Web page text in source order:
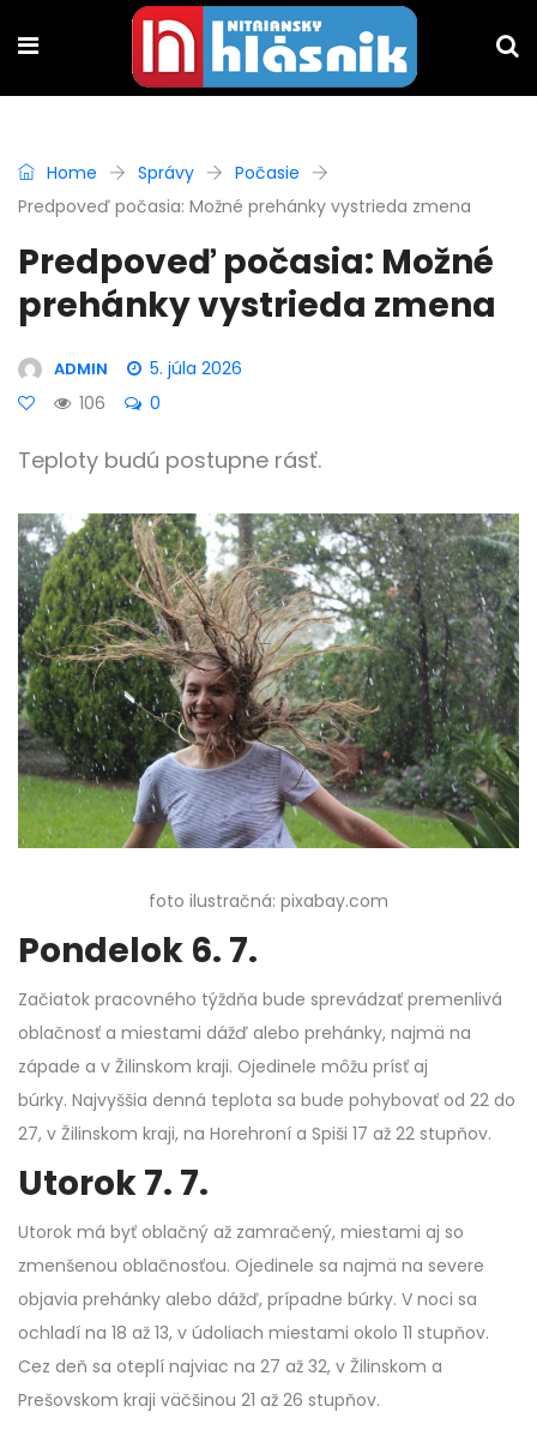
Home Správy
Počasie
Predpoveď počasia: Možné prehánky vystrieda zmena
Predpoveď počasia: Možné
prehánky vystrieda zmena
ADMIN
5. júla 2026
106
0
Teploty budú postupne rásť.
foto ilustračná: pixabay.com
Pondelok 6. 7.
Začiatok pracovného týždňa bude sprevádzať premenlivá
oblačnosť a miestami dážď alebo prehánky, najmä na
západe a v Žilinskom kraji. Ojedinele môžu prísť aj
búrky. Najvyššia denná teplota sa bude pohybovať od 22 do
27, v Žilinskom kraji, na Horehroní a Spiši 17 až 22 stupňov.
Utorok 7. 7.
Utorok má byť oblačný až zamračený, miestami aj so
zmenšenou oblačnosťou. Ojedinele sa najmä na severe
objavia prehánky alebo dážď, prípadne búrky. V noci sa
ochladí na 18 až 13, v údoliach miestami okolo 11 stupňov.
Cez deň sa oteplí najviac na 27 až 32, v Žilinskom a
Prešovskom kraji väčšinou 21 až 26 stupňov.